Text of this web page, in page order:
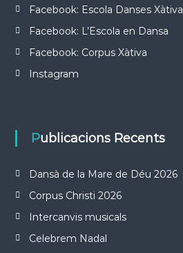
Facebook: Escola Danses Xàtiva
Facebook: L’Escola en Dansa
Facebook: Corpus Xàtiva
Instagram
Publicacions Recents
Dansà de la Mare de Déu 2026
Corpus Christi 2026
Intercanvis musicals
Celebrem Nadal